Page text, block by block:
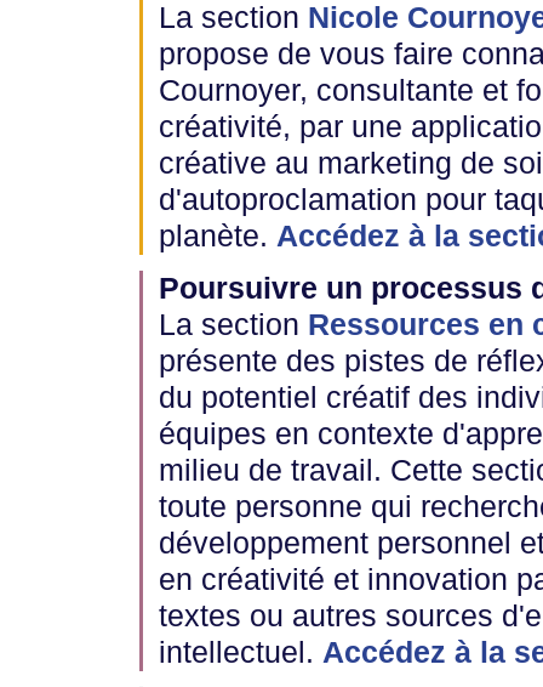
La section Nicole
propose de vous faire
Cournoyer, consultante et
créativité, par une
créative au marketing de
d'autoproclamation pour
planète. Accédez à la
Poursuivre un processus
La section Ressources en
présente des pistes de
du potentiel créatif des
équipes en contexte
milieu de travail. Cette
toute personne qui
développement personnel
en créativité et innovation
textes ou autres sources
intellectuel. Accédez à la